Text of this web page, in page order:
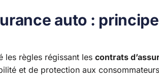
auto :
les règles régissant les contrats
et de protection aux